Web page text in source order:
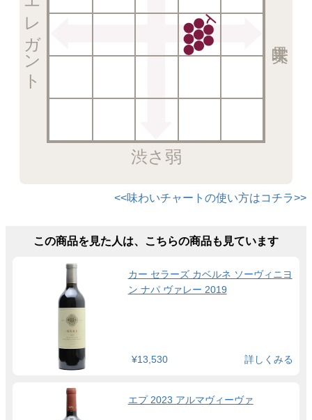
渋さ弱
エレガント
<<味わいチャートの使い方はコチラ>>
この商品を見た人は、こちらの商品も見ています
カー セラーズ カベルネ ソーヴィニヨ
ン ナパ ヴァレー 2019
¥13,530 詳しくみる
エプ 2023 アルマヴィーヴァ